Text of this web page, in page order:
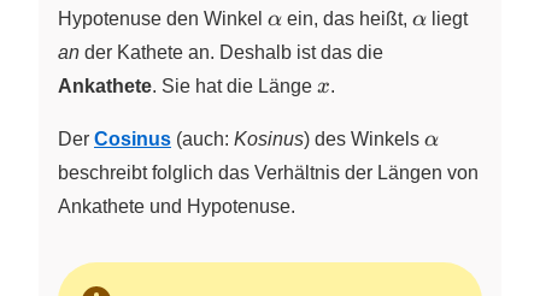
Hypotenuse den Winkel \alpha
α ein, das heißt,\alpha
α liegt
an der Kathete an. Deshalb ist das die
Ankathete. Sie hat die Länge x
x.
Der Cosinus (auch: Kosinus) des Winkels \alpha
α
beschreibt folglich das Verhältnis der Längen von
Ankathete und Hypotenuse.